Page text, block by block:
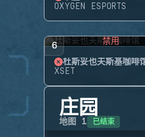
OXYGEN ESPORTS
6 禁用
杜斯妥也夫斯基咖啡
XSET
庄园
地图 1 已结束